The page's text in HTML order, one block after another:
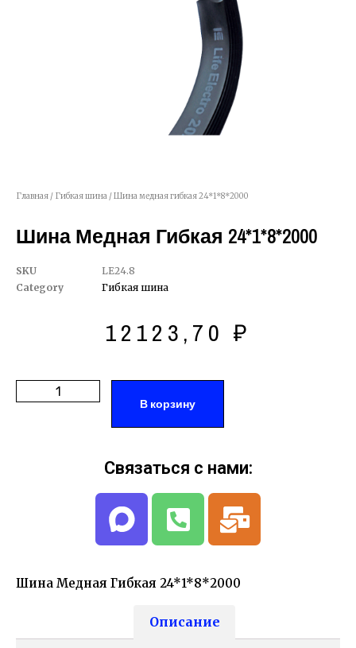
Главная / Гибкая шина / Шина медная гибкая 24*1*8*2000
Шина Медная Гибкая 24*1*8*2000
SKU
LE24.8
Category
Гибкая шина
12123,70 ₽
В корзину
Шина Медная Гибкая 24*1*8*2000
Описание
Связаться с нами: